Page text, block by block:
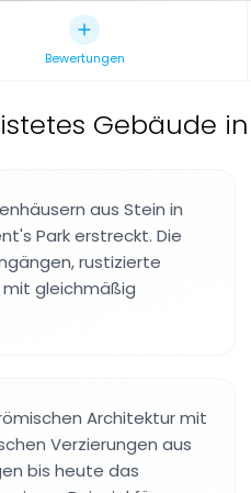
Bewertungen
Gebäude
aus Stein in
Park erstreckt. Die
rustizierte
mit gleichmäßig
Architektur mit
Verzierungen aus
bis heute das